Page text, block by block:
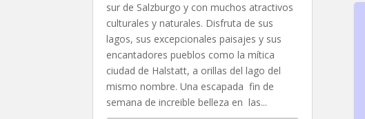
sur de Salzburgo y con muchos atractivos
culturales y naturales. Disfruta de sus
lagos, sus excepcionales paisajes y sus
encantadores pueblos como la mítica
ciudad de Halstatt, a orillas del lago del
mismo nombre. Una escapada fin de
semana de increible belleza en las...